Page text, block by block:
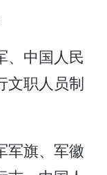
中国人民
文职人员制
旗、军徽